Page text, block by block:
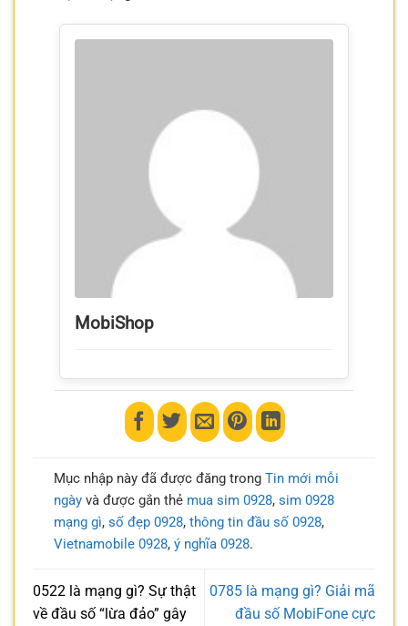
MobiShop
Mục nhập này đã được đăng trong Tin mới mỗi
ngàyvà được gắn thẻ mua sim 0928, sim 0928
mạng gì, số đẹp 0928, thông tin đầu số 0928,
Vietnamobile 0928, ý nghĩa 0928.
0522 là mạng gì? Sự thật
về đầu số “lừa đảo” gây
0785 là mạng gì? Giải mã
đầu số MobiFone cực